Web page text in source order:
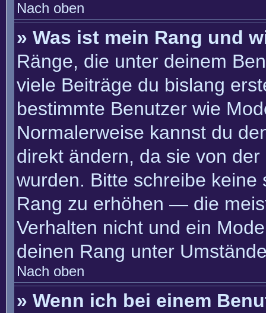
Nach oben
» Was ist mein Rang und
Ränge, die unter deinem
viele Beiträge du bislang
bestimmte Benutzer wie
Normalerweise kannst du
direkt ändern, da sie von
wurden. Bitte schreibe
Rang zu erhöhen — die
Verhalten nicht und ein
deinen Rang unter
Nach oben
» Wenn ich bei einem